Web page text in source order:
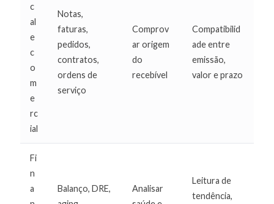
c
al
e
c
o
m
e
rc
ial
Notas,
faturas,
pedidos,
contratos,
ordens de
serviço
Comprov
ar origem
do
recebível
Compatibilid
ade entre
emissão,
valor e prazo
Fi
n
a
Balanço, DRE,
Analisar
Leitura de
tendência,